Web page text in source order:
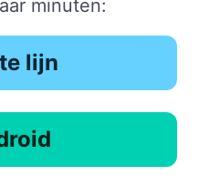
minuten:
lijn